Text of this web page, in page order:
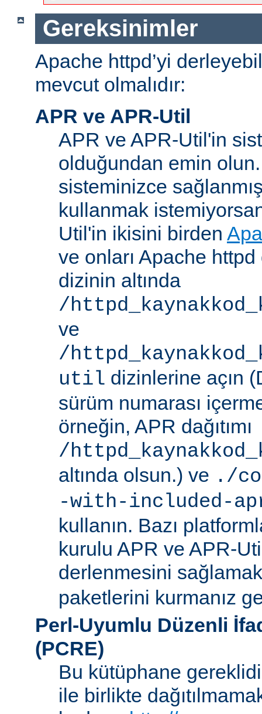
Gereksinimler
Apache httpd’yi
mevcut olmalıdır:
APR ve APR-Util
APR ve APR-Util'in
olduğundan emin
sisteminizce
kullanmak
Util'in ikisini birden
ve onları Apache httpd
dizinin altında
/
ve
/
util dizinlerine açın
sürüm numarası
örneğin, APR dağıtımı
/
altında olsun.) ve ./
-with-included-
kullanın. Bazı
kurulu APR ve APR-
derlenmesini
paketlerini kurmanız
Perl-Uyumlu Düzenli
(PCRE)
Bu kütüphane
ile birlikte